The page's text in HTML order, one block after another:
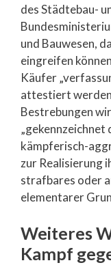
des Städtebau-
und Bauwesen,
eingreifen
Käufer
attestiert
Bestrebungen
kämpferisch-
zur Realisierung
strafbares oder
elementarer
Weiteres
Kampf